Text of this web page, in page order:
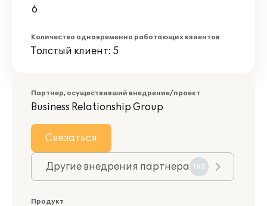
6
Количество одновременно работающих клиентов
Толстый клиент: 5
Партнер, осуществивший внедрение/проект
Business Relationship Group
Связаться
Другие внедрения партнера 162
Продукт